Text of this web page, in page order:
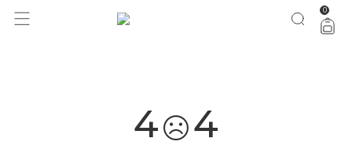
1 ano do Etc = 30% OFF pra você 0
4 4